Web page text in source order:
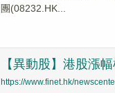
團(08232.HK...
【異動股】港股漲
https://www.finet.hk/